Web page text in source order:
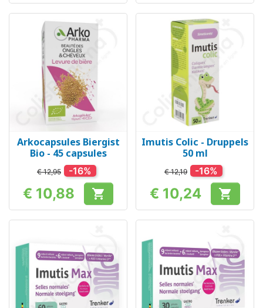
Arkocapsules Biergist
Bio - 45 capsules
€ 12,95 -16%
Prijs
€ 10,88 
Imutis Colic - Druppels
50 ml
€ 12,19 -16%
Prijs
€ 10,24 